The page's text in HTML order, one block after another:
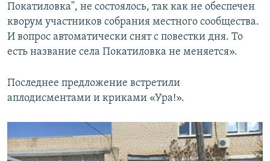
Покатиловка", не состоялось, так как не обеспечен
кворум участников собрания местного сообщества.
И вопрос автоматически снят с повестки дня. То
есть название села Покатиловка не меняется».
Последнее предложение встретили
аплодисментами и криками «Ура!».